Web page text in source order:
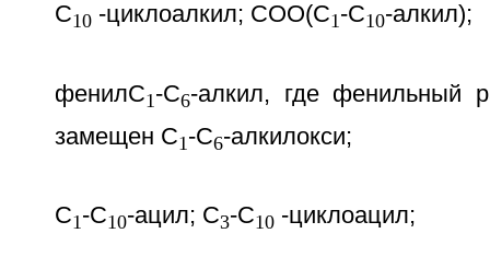
C10-циклоалкил; COO(C1-C10-алкил);
фенилC1-C6-алкил, где фенильный
замещен C1-C6-алкилокси;
C1-C10-ацил; C3-C10-циклоацил;